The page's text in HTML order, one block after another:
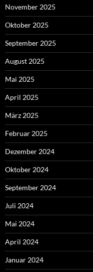
November 2025
Oktober 2025
September 2025
August 2025
Mai 2025
April 2025
März 2025
Februar 2025
Dezember 2024
Oktober 2024
September 2024
Juli 2024
Mai 2024
April 2024
Januar 2024